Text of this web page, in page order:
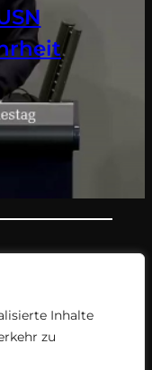
Inhalte
zu
von